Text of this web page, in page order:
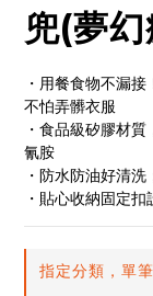
兜(夢
・用餐食物不漏
不怕弄髒衣服
・食品級矽膠材
氰胺
・防水防油好清
・貼心收納固定
指定分類，單